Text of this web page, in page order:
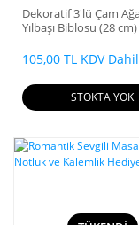
Dekoratif 3'lü Çam
Yılbaşı Biblosu (28 cm)
105,00 TL KDV Dahil
STOKTA YOK